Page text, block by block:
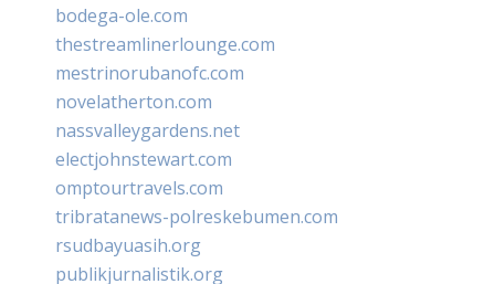
bodega-ole.com
thestreamlinerlounge.com
mestrinorubanofc.com
novelatherton.com
nassvalleygardens.net
electjohnstewart.com
omptourtravels.com
tribratanews-polreskebumen.com
rsudbayuasih.org
publikjurnalistik.org